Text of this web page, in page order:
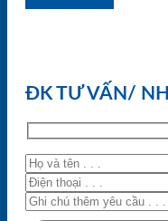
ĐK TƯ VẤN/